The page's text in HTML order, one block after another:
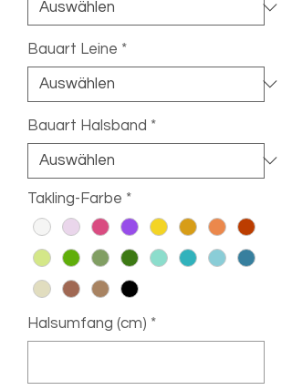
Bauart Leine *
Bauart Halsband *
Takling-Farbe *
Halsumfang (cm) *